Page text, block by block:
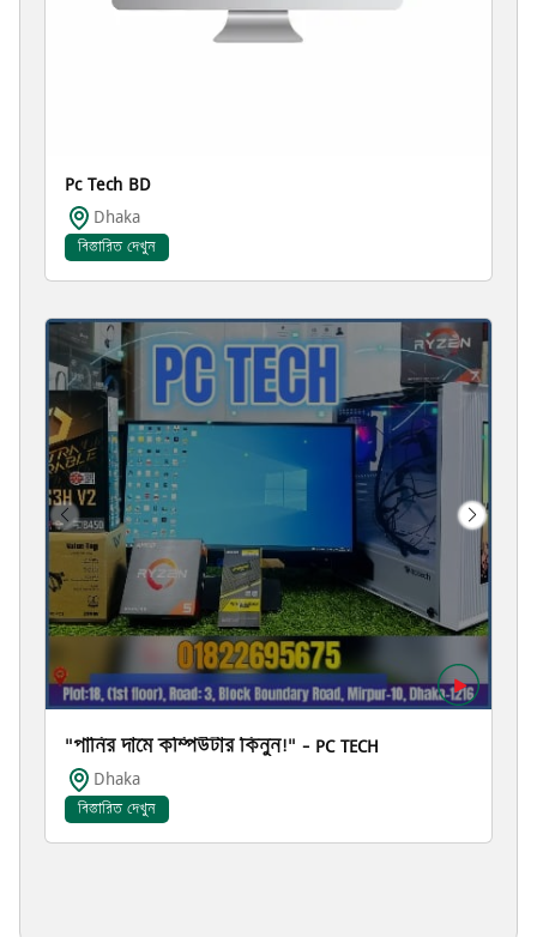
Pc Tech BD
Dhaka
বিস্তারিত দেখুন
"পানির দামে কম্পিউটার কিনুন!" – PC TECH
Dhaka
বিস্তারিত দেখুন